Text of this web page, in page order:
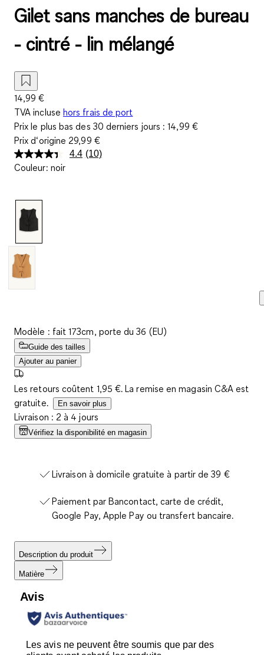
Gilet sans manches de bureau
- cintré - lin mélangé
14,99 €
TVA incluse hors frais de port
Prix le plus bas des 30 derniers jours :14,99 €
Prix d‘origine 29,99 €
4.4 Lire
(10)
Couleur: noir
Modèle : fait 173cm, porte du 36 (EU)
Guide des tailles
Ajouter au panier
Les retours coûtent 1,95 €. La remise en magasin C&A est
gratuite.
En savoir plus
Livraison : 2 à 4 jours
Vérifiez la disponibilité en magasin
Livraison à domicile gratuite à partir de 39 €
Paiement par Bancontact, carte de crédit,
Google Pay, Apple Pay ou transfert bancaire.
Description du produit
Matière
Avis
Les avis ne peuvent être soumis que par des